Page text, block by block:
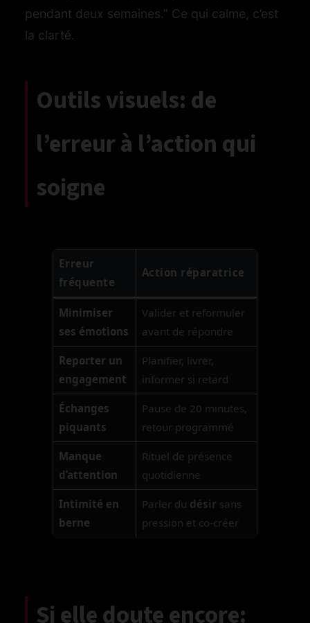
pendant deux semaines.” Ce qui calme, c’est
la clarté.
Outils visuels: de
l’erreur à l’action qui
soigne
Erreur
fréquente
Action réparatrice
Minimiser
ses émotions
Valider et reformuler
avant de répondre
Reporter un
engagement
Planifier, livrer,
informer si retard
Échanges
piquants
Pause de 20 minutes,
retour programmé
Manque
d’attention
Rituel de présence
quotidienne
Intimité en
berne
Parler du désir sans
pression et co-créer
Si elle doute encore: